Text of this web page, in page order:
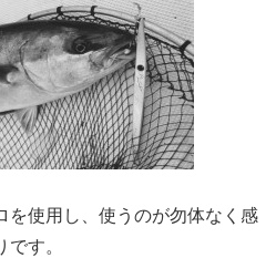
を使用し、使うのが勿体なく感
す。